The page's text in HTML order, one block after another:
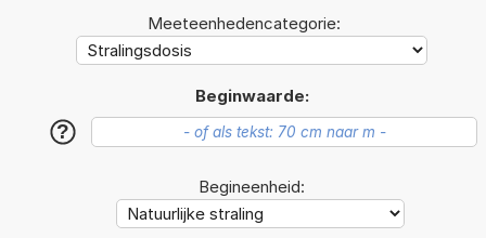
Meeteenhedencategorie:
Beginwaarde:
?
Begineenheid: